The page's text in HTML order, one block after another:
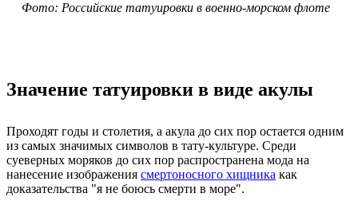
Фото: Российские татуировки в военно-морском флоте
Значение татуировки в виде акулы
Проходят годы и столетия, а акула до сих пор остается одним
из самых значимых символов в тату-культуре. Среди
суеверных моряков до сих пор распространена мода на
нанесение изображения смертоносного хищника как
доказательства "я не боюсь смерти в море".